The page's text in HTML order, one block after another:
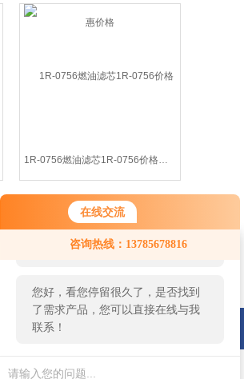
在线交流
咨询热线：13785678816
您好！欢迎前来咨询，很高兴为您
服务，请问您要咨询什么问题呢？
您好，看您停留很久了，是否找到
了需求产品，您可以直接在线与我
联系！
1R-0756燃油滤芯1R-0756价格适中 *工艺
联系我们